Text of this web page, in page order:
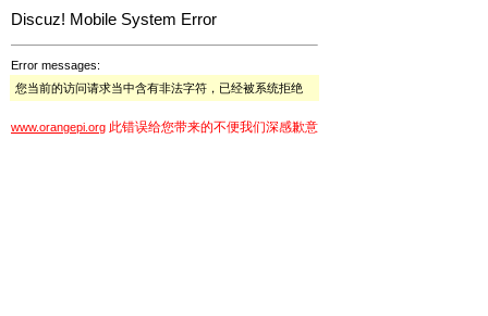
Discuz! Mobile System Error
Error messages:
您当前的访问请求当中含有非法字符，已经被系统拒绝
www.orangepi.org 此错误给您带来的不便我们深感歉意